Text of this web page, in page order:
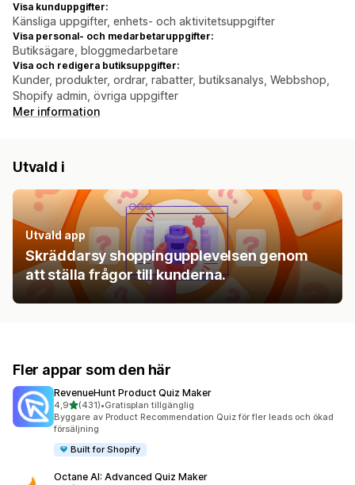
Visa kunduppgifter:
Känsliga uppgifter, enhets- och aktivitetsuppgifter
Visa personal- och medarbetaruppgifter:
Butiksägare, bloggmedarbetare
Visa och redigera butiksuppgifter:
Kunder, produkter, ordrar, rabatter, butiksanalys, Webbshop,
Shopify admin, övriga uppgifter
Mer information
Utvald i
Utvald app
Skräddarsy shoppingupplevelsen genom
att ställa frågor till kunderna.
Fler appar som den här
RevenueHunt Product Quiz Maker
4,9av 5 stjärnor
(431)
431 recensioner totalt
•Gratisplan tillgänglig
Byggare av Product Recommendation Quiz för fler leads och ökad
försäljning
Built for Shopify
Octane AI: Advanced Quiz Maker